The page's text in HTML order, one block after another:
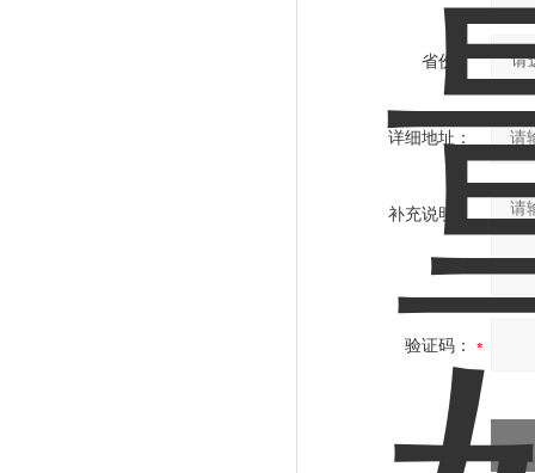
省份：
详细地址：
补充说明：
验证码：